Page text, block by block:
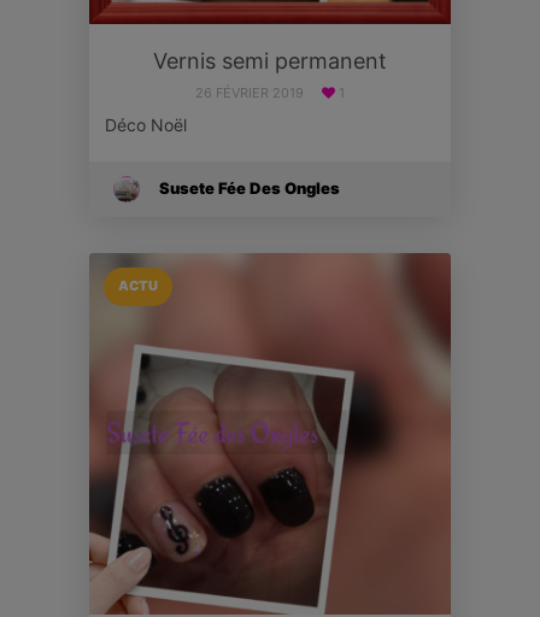
Vernis semi permanent
26 FÉVRIER 2019 1
Déco Noël
Susete Fée Des Ongles
ACTU